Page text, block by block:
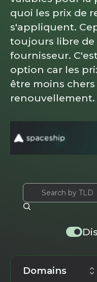
quoi les prix de
s'appliquent.
toujours libre de
fournisseur.
option car les
être moins
renouvellement.
Domains